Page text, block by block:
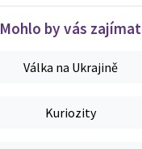
Mohlo by vás zajímat
Válka na Ukrajině
Kuriozity